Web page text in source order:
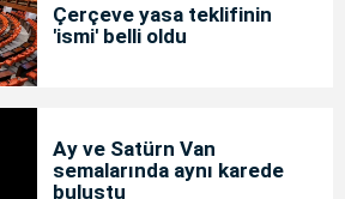
Çerçeve yasa teklifinin
'ismi' belli oldu
Ay ve Satürn Van
semalarında aynı karede
buluştu